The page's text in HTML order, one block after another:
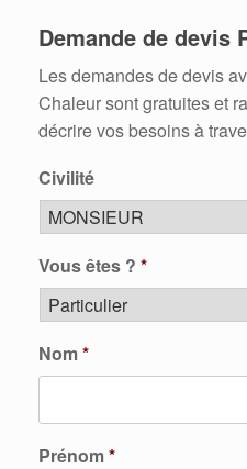
Demande de devis
Les demandes de devis
Chaleur sont gratuites et
décrire vos besoins à
Civilité
Vous êtes ? *
Nom*
Prénom*